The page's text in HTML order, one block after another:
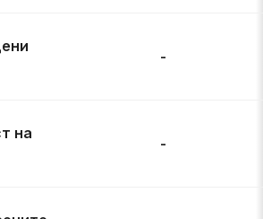
-
на
-